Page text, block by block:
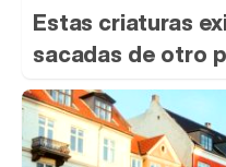
Estas criaturas
sacadas de otro